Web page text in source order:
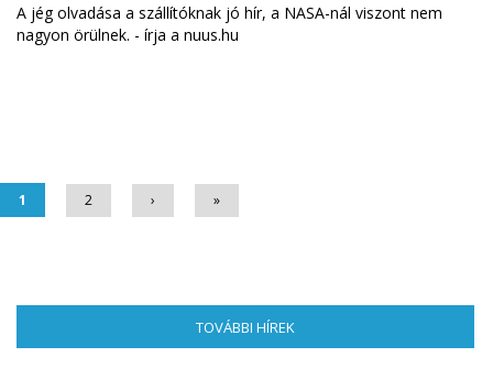
A jég olvadása a szállítóknak jó hír, a NASA-nál viszont nem
nagyon örülnek. - írja a nuus.hu
1 2 › »
TOVÁBBI HÍREK